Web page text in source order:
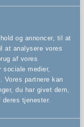
og annoncer, til at
at analysere vores
af vores
sociale medier,
Vores partnere kan
du har givet dem,
tjenester.